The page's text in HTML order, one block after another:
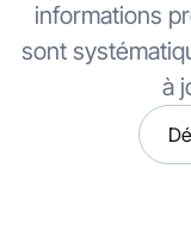
informations
sont
à